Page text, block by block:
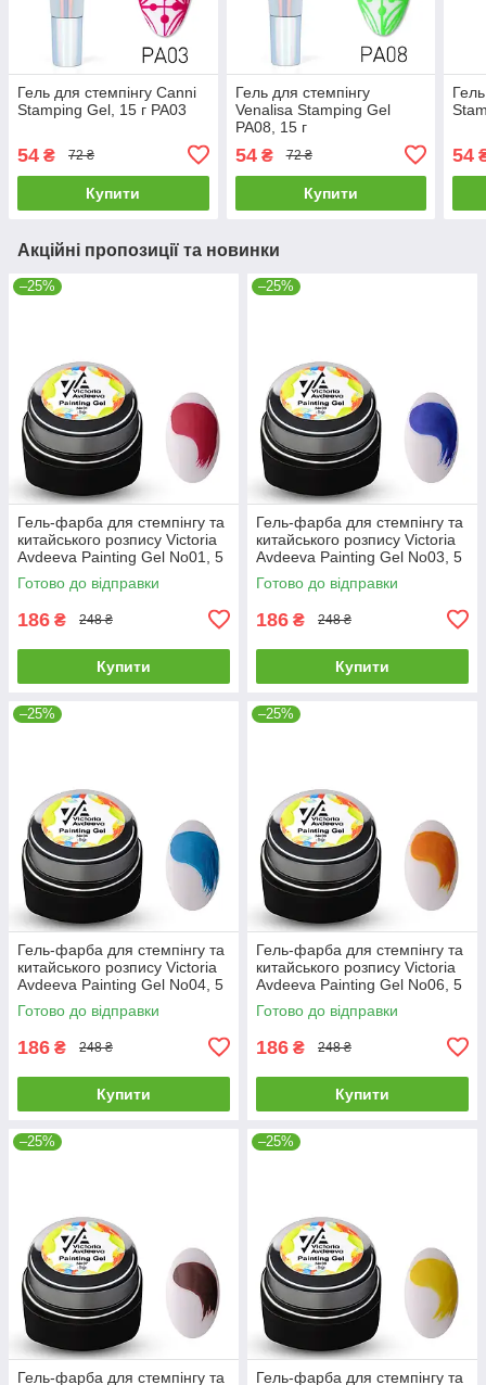
Гель для стемпінгу Canni
Stamping Gel, 15 г PA03
54 ₴ 72 ₴
Купити
Гель для стемпінгу
Venalisa Stamping Gel
PA08, 15 г
54₴ 72 ₴
Купити
54
Акційні пропозиції та новинки
–25%
Гель-фарба для стемпінгу та
китайського розпису Victoria
Avdeeva Painting Gel No01, 5
мл (малиновий)
Готово до відправки
186 ₴ 248 ₴
Купити
–25%
Гель-фарба для стемпінгу та
китайського розпису Victoria
Avdeeva Painting Gel No03, 5
мл (синій)
Готово до відправки
186 ₴ 248 ₴
Купити
–25%
Гель-фарба для стемпінгу та
китайського розпису Victoria
Avdeeva Painting Gel No04, 5
мл (блакитний)
Готово до відправки
186 ₴ 248 ₴
Купити
–25%
Гель-фарба для стемпінгу та
китайського розпису Victoria
Avdeeva Painting Gel No06, 5
мл (жовтогарячий)
Готово до відправки
186 ₴ 248 ₴
Купити
–25%
Гель-фарба для стемпінгу та
–25%
Гель-фарба для стемпінгу та